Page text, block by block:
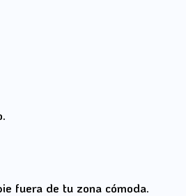
fuera de tu zona cómoda.